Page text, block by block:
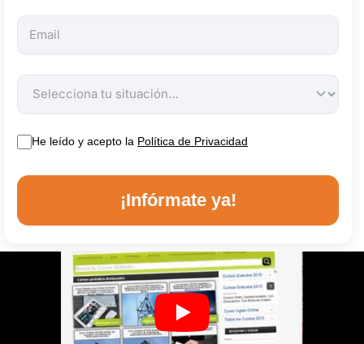
He leído y acepto la Política de Privacidad
¡Infórmate ya!